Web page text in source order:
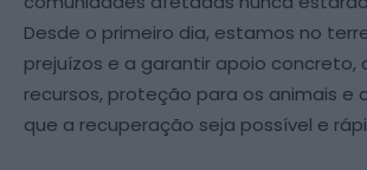
Desde o primeiro dia, estamos no
prejuízos e a garantir apoio concreto,
recursos, proteção para os animais e
que a recuperação seja possível e